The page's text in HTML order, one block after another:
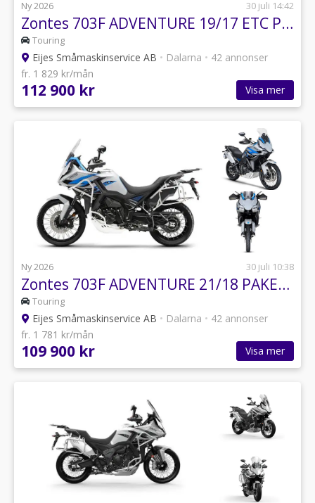
Ny 2026 30 juli 14:42
Zontes 703F ADVENTURE 19/17 ETC PAKETPRIS INK. VÄSKOR
Touring
Eijes Småmaskinservice AB • Dalarna • 42 annonser
fr. 1 829 kr/mån
112 900 kr Visa mer
Ny 2026 30 juli 10:38
Zontes 703F ADVENTURE 21/18 PAKETPRIS INK. VÄSKOR
Touring
Eijes Småmaskinservice AB • Dalarna • 42 annonser
fr. 1 781 kr/mån
109 900 kr Visa mer